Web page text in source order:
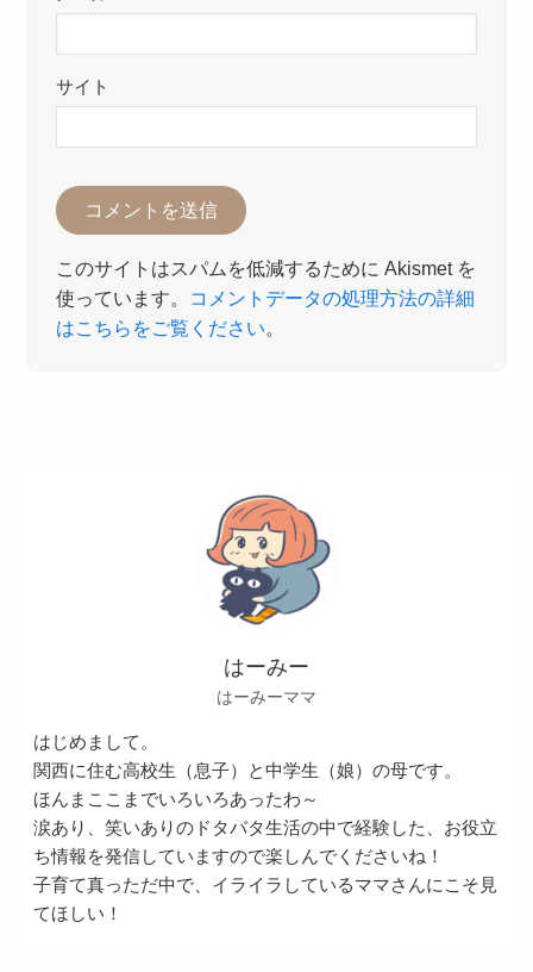
サイト
このサイトはスパムを低減するために Akismet を
使っています。
コメントデータの処理方法の詳細
はこちらをご覧ください。
はーみー
はーみーママ
はじめまして。
関西に住む高校生（息子）と中学生（娘）の母です。
ほんまここまでいろいろあったわ～
涙あり、笑いありのドタバタ生活の中で経験した、お役立
ち情報を発信していますので楽しんでくださいね！
子育て真っただ中で、イライラしているママさんにこそ見
てほしい！